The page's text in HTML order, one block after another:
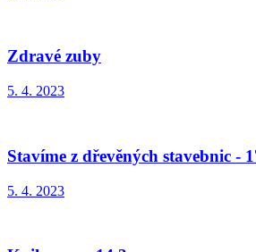
Zdravé zuby
5. 4. 2023
Stavíme z dřevěných stavebnic -
5. 4. 2023